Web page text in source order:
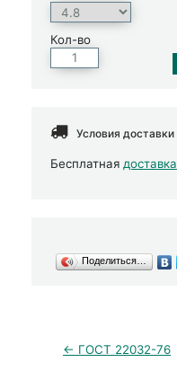
Кол-во
Условия доставки
Бесплатная доставка
Поделиться…
← ГОСТ 22032-76